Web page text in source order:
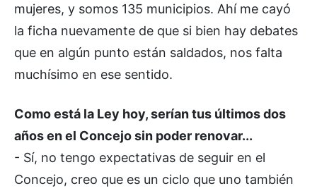
mujeres, y somos 135 municipios. Ahí me cayó
la ficha nuevamente de que si bien hay debates
que en algún punto están saldados, nos falta
muchísimo en ese sentido.
Como está la Ley hoy, serían tus últimos dos
años en el Concejo sin poder renovar...
- Sí, no tengo expectativas de seguir en el
Concejo, creo que es un ciclo que uno también